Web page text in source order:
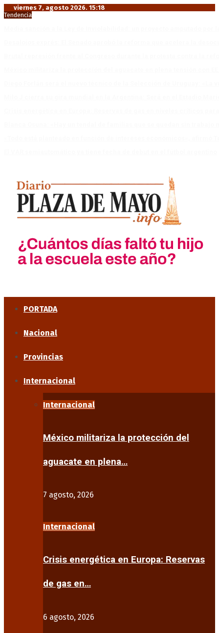
viernes 7, agosto 2026. 15:18
Tendencia
PORTADA
Nacional
Provincias
Internacional
Internacional
México militariza la protección del
aguacate en plena…
7 agosto, 2026
Internacional
Crisis energética en Europa: Reservas
de gas en…
6 agosto, 2026